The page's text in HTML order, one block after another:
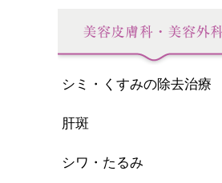
シミ・くすみの除去治療
肝斑
シワ・たるみ